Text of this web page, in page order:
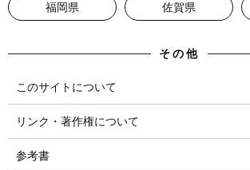
福岡県 佐賀県
その他
このサイトについて
リンク・著作権について
参考書